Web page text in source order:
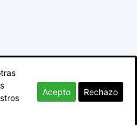
Theme by TagDiv
Acepto Rechazo